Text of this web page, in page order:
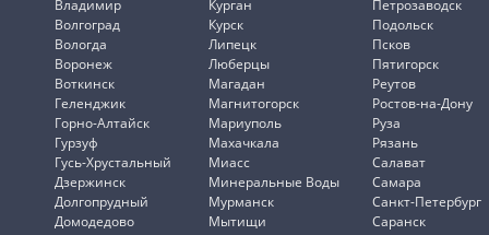
Владимир
Волгоград
Вологда
Воронеж
Воткинск
Геленджик
Горно-Алтайск
Гурзуф
Гусь-Хрустальный
Дзержинск
Долгопрудный
Домодедово
Курган
Курск
Липецк
Люберцы
Магадан
Магнитогорск
Мариуполь
Махачкала
Миасс
Минеральные Воды
Мурманск
Мытищи
Петрозаводск
Подольск
Псков
Пятигорск
Реутов
Ростов-на-Дону
Руза
Рязань
Салават
Самара
Санкт-Петербург
Саранск